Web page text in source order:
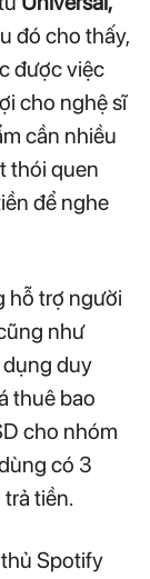
đó cho thấy,
được việc
cho nghệ sĩ
cần nhiều
thói quen
để nghe
hỗ trợ người
như
duy
thuê bao
cho nhóm
có 3
tiền.
Spotify